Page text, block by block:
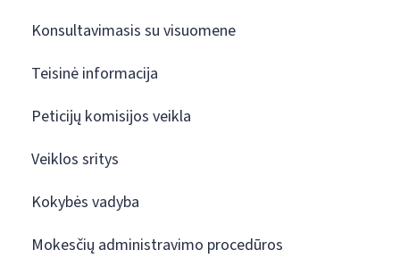
Konsultavimasis su visuomene
Teisinė informacija
Peticijų komisijos veikla
Veiklos sritys
Kokybės vadyba
Mokesčių administravimo procedūros